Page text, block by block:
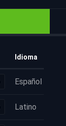
Idioma
Español
Latino